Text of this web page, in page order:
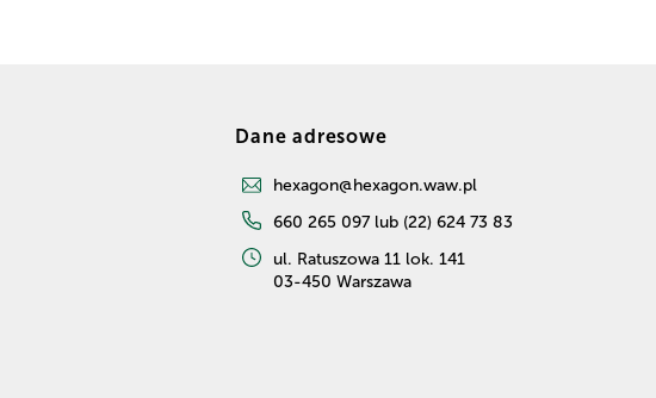
Dane adresowe
hexagon@hexagon.waw.pl
660 265 097 lub (22) 624 73 83
ul. Ratuszowa 11 lok. 141
03-450 Warszawa